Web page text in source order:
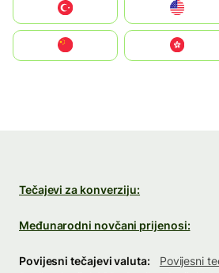
United States
中國香港特別行政區
Tečajevi za konverziju:
Međunarodni novčani prijenosi:
Povijesni tečajevi valuta:
Povijesni